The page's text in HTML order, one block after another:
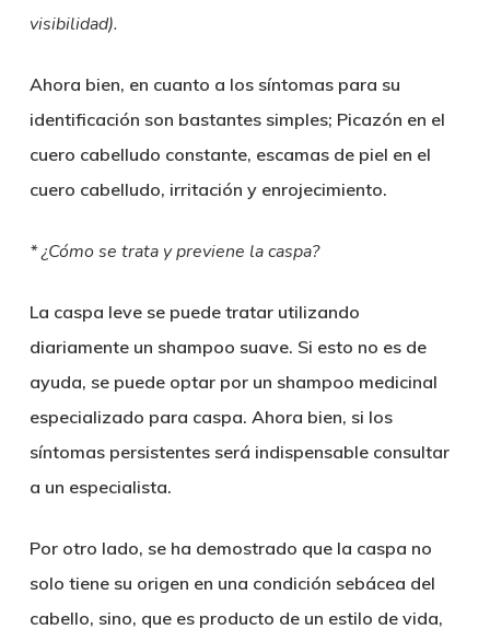
visibilidad).
Ahora bien, en cuanto a los síntomas para su
identificación son bastantes simples; Picazón en el
cuero cabelludo constante, escamas de piel en el
cuero cabelludo, irritación y enrojecimiento.
* ¿Cómo se trata y previene la caspa?
La caspa leve se puede tratar utilizando
diariamente un shampoo suave. Si esto no es de
ayuda, se puede optar por un shampoo medicinal
especializado para caspa. Ahora bien, si los
síntomas persistentes será indispensable consultar
a un especialista.
Por otro lado, se ha demostrado que la caspa no
solo tiene su origen en una condición sebácea del
cabello, sino, que es producto de un estilo de vida,